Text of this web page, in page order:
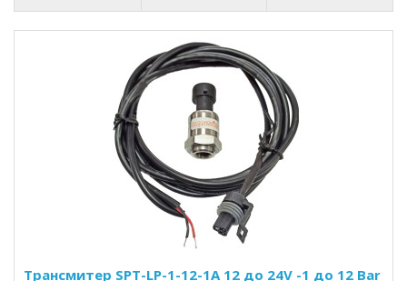
Трансмитер SPT-LP-1-12-1A 12 до 24V -1 до 12 Bar